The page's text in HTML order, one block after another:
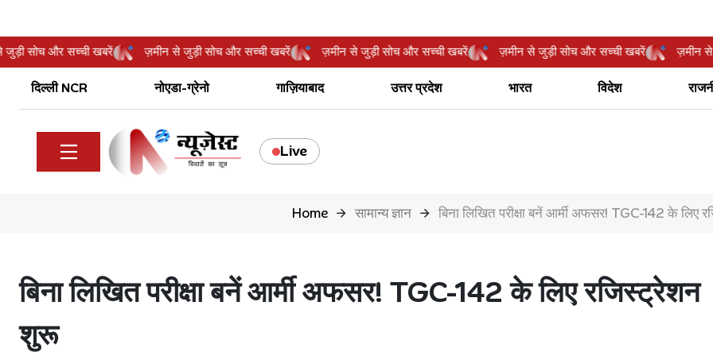
से जुड़ी सोच और सच्ची खबरें ज़मीन से जुड़ी सोच और सच्ची खबरें ज़मीन से जुड़ी सोच और सच्ची खबरें ज़मीन से जुड़ी सोच और सच्ची खबरें
दिल्ली NCR नोएडा-ग्रेनो गाज़ियाबाद उत्तर प्रदेश भारत विदेश
Live
Home सामान्य ज्ञान बिना लिखित परीक्षा बनें आर्मी अफसर! TGC-142 के लिए
बिना लिखित परीक्षा बनें आर्मी अफसर! TGC-142 के लिए रजिस्ट्रेशन
शुरू